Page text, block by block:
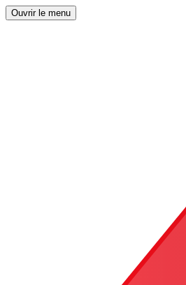
Ouvrir le menu